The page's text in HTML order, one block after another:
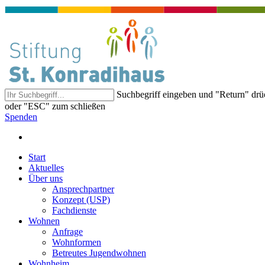
Suchbegriff eingeben und "Return"
oder "ESC" zum schließen
Spenden
Start
Aktuelles
Über uns
Ansprechpartner
Konzept (USP)
Fachdienste
Wohnen
Anfrage
Wohnformen
Betreutes Jugendwohnen